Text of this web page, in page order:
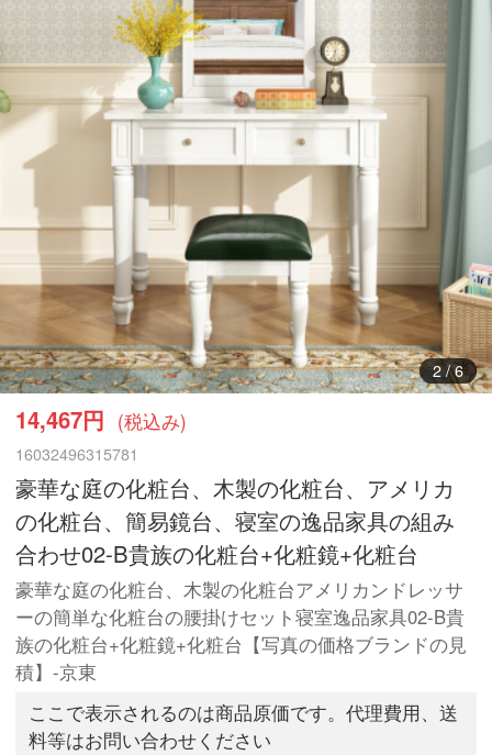
3/6
14,467円 (税込み)
16032496315781
豪華な庭の化粧台、木製の化粧台、アメリカ
の化粧台、簡易鏡台、寝室の逸品家具の組み
合わせ02-B貴族の化粧台+化粧鏡+化粧台
豪華な庭の化粧台、木製の化粧台アメリカンドレッサ
ーの簡単な化粧台の腰掛けセット寝室逸品家具02-B貴
族の化粧台+化粧鏡+化粧台【写真の価格ブランドの見
積】-京東
ここで表示されるのは商品原価です。代理費用、送
料等はお問い合わせください